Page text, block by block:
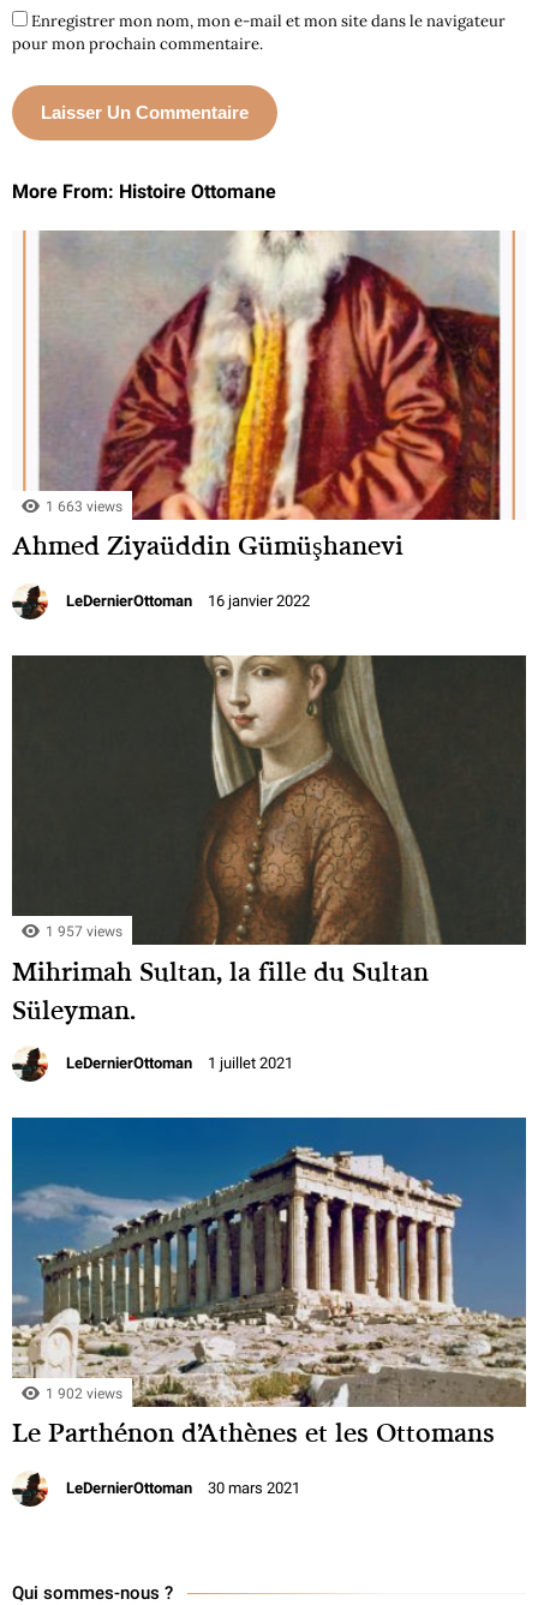
Enregistrer mon nom, mon e-mail et mon site dans le navigateur
pour mon prochain commentaire.
More From: Histoire Ottomane
1 663 views
Ahmed Ziyaüddin Gümüşhanevi
LeDernierOttoman 16 janvier 2022
1 957 views
Mihrimah Sultan, la fille du Sultan
Süleyman.
LeDernierOttoman 1 juillet 2021
1 902 views
Le Parthénon d’Athènes et les Ottomans
LeDernierOttoman 30 mars 2021
Qui sommes-nous ?